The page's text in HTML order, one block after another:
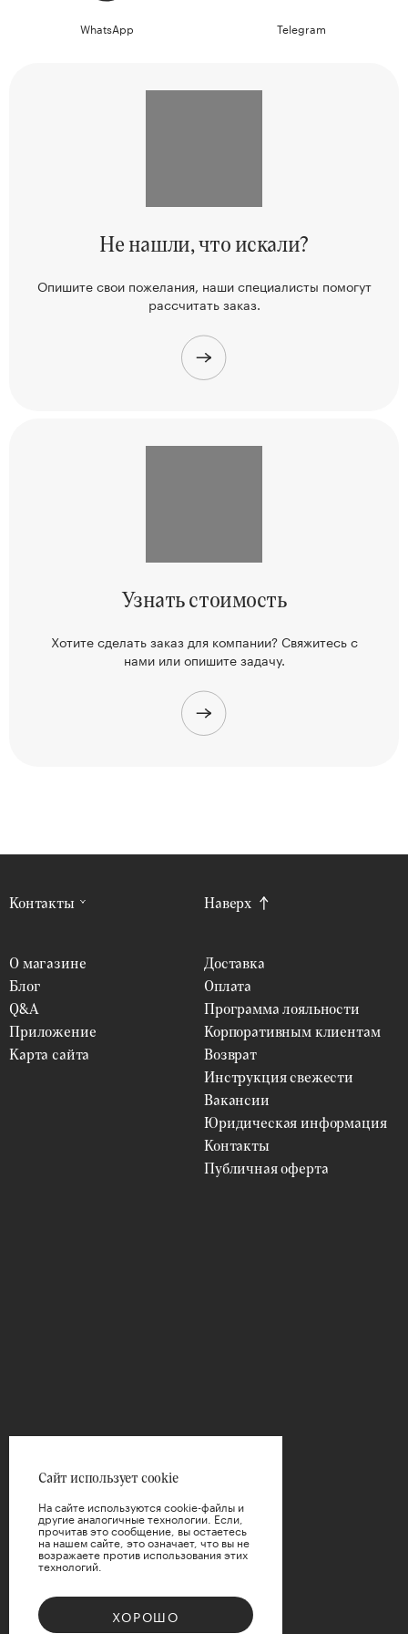
WhatsApp Telegram
Не нашли,что искали?
Опишите свои пожелания, нашиспециалисты помогут
рассчитать заказ.
Узнатьстоимость
Хотите сделать заказ для компании? Свяжитесьс
нами или опишите задачу.
Контакты
О магазине
Блог
Q&A
Приложение
Карта сайта
Доставка
Оплата
Программа лояльности
Корпоративным клиентам
Возврат
Инструкция свежести
Вакансии
Юридическая информация
Контакты
Публичная оферта
Наверх
Сайт использует cookie
На сайте используются cookie-файлы и
другие аналогичные технологии. Если,
прочитав это сообщение, вы остаетесь
на нашем сайте, это означает, что вы не
возражаете против использования этих
технологий.
ХОРОШО